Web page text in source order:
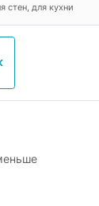
стен, для кухни